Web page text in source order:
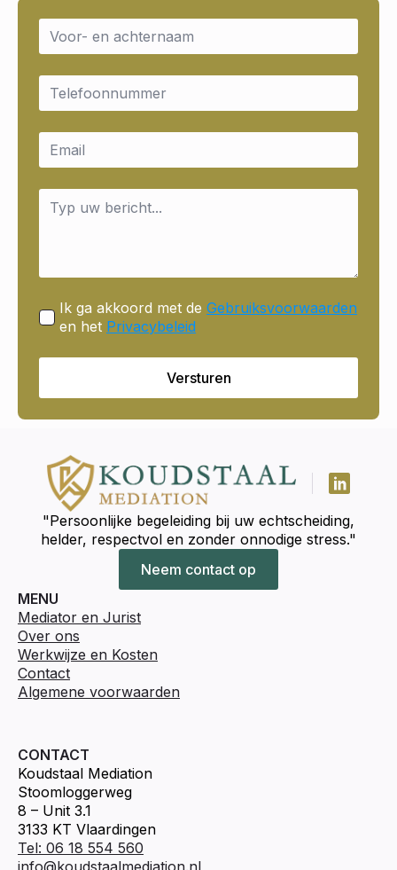
Name
Email
Email
Message
Ik ga akkoord met de Gebruiksvoorwaarden
en het Privacybeleid
Versturen
"Persoonlijke begeleiding bij uw echtscheiding,
helder, respectvol en zonder onnodige stress."
Neem contact op
MENU
Mediator en Jurist
Over ons
Werkwijze en Kosten
Contact
Algemene voorwaarden
CONTACT
Koudstaal Mediation
Stoomloggerweg
8 – Unit 3.1
3133 KT Vlaardingen
Tel: 06 18 554 560